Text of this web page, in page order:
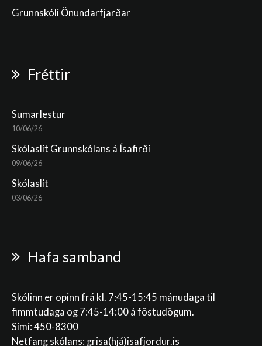
Grunnskóli Önundarfjarðar
Fréttir
Sumarlestur
10/06/26
Skólaslit Grunnskólans á Ísafirði
09/06/26
Skólaslit
03/06/26
Hafa samband
Skólinn er opinn frá kl. 7:45-15:45 mánudaga til
fimmtudaga og 7:45-14:00 á föstudögum.
Sími: 450-8300
Netfang skólans: grisa(hjá)isafjordur.is